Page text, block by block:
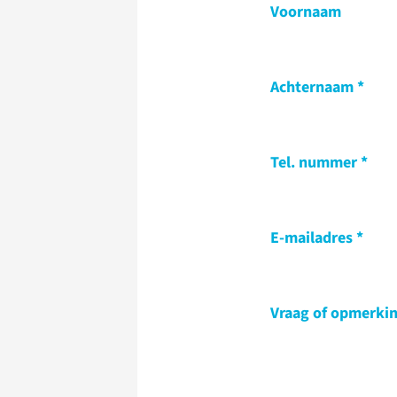
Voornaam
Achternaam
Tel. nummer
E-mailadres
Vraag of